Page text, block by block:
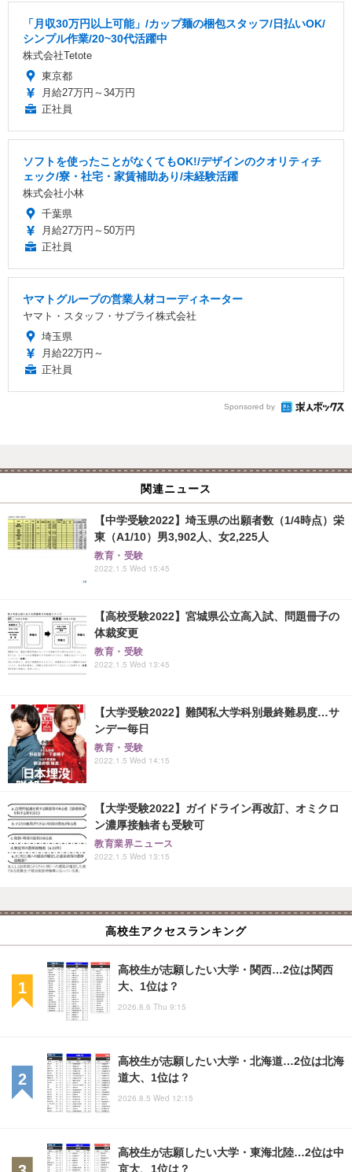
「月収30万円以上可能」/カップ麺の梱包スタッフ/日払いOK/
シンプル作業/20~30代活躍中
株式会社Tetote
東京都
月給27万円～34万円
正社員
ソフトを使ったことがなくてもOK!/デザインのクオリティチ
ェック/寮・社宅・家賃補助あり/未経験活躍
株式会社小林
千葉県
月給27万円～50万円
正社員
ヤマトグループの営業人材コーディネーター
ヤマト・スタッフ・サプライ株式会社
埼玉県
月給22万円～
正社員
Sponsored by
関連ニュース
【中学受験2022】埼玉県の出願者数（1/4時点）栄
東（A1/10）男3,902人、女2,225人
教育・受験
2022.1.5 Wed 15:45
【高校受験2022】宮城県公立高入試、問題冊子の
体裁変更
教育・受験
2022.1.5 Wed 13:45
【大学受験2022】難関私大学科別最終難易度…サ
ンデー毎日
教育・受験
2022.1.5 Wed 14:15
【大学受験2022】ガイドライン再改訂、オミクロ
ン濃厚接触者も受験可
教育業界ニュース
2022.1.5 Wed 13:15
高校生アクセスランキング
高校生が志願したい大学・関西…2位は関西
大、1位は？
2026.8.6 Thu 9:15
高校生が志願したい大学・北海道…2位は北海
道大、1位は？
2026.8.5 Wed 12:15
高校生が志願したい大学・東海北陸…2位は中
京大、1位は？